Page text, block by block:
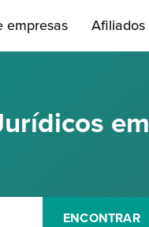
empresas Afiliados
em
ENCONTRAR